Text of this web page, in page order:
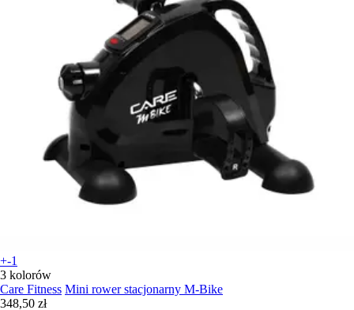
+-1
3 kolorów
Care Fitness Mini rower stacjonarny M-Bike
348,50 zł